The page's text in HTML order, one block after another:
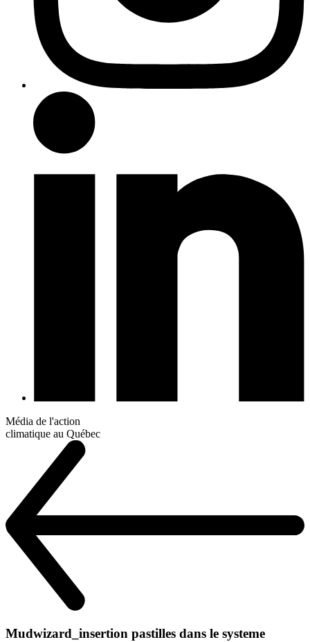
Média de l'action
climatique au Québec
Mudwizard_insertion pastilles dans le systeme